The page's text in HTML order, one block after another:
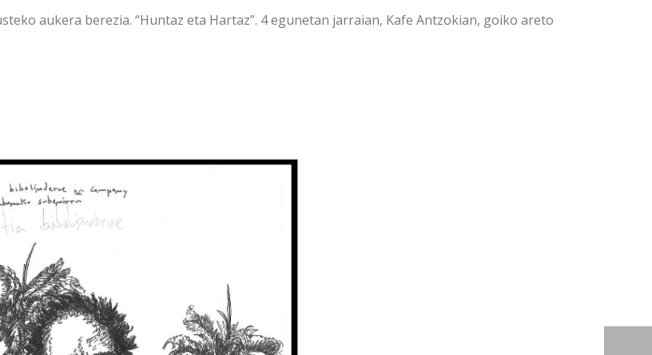
aukera berezia. “Huntaz eta Hartaz”. 4 egunetan jarraian, Kafe Antzokian, goiko areto